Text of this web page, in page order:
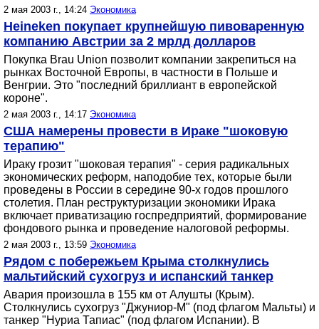
2 мая 2003 г., 14:24 Экономика
Heineken покупает крупнейшую пивоваренную
компанию Австрии за 2 мрлд долларов
Покупка Brau Union позволит компании закрепиться на
рынках Восточной Европы, в частности в Польше и
Венгрии. Это "последний бриллиант в европейской
короне".
2 мая 2003 г., 14:17 Экономика
США намерены провести в Ираке "шоковую
терапию"
Ираку грозит "шоковая терапия" - серия радикальных
экономических реформ, наподобие тех, которые были
проведены в России в середине 90-х годов прошлого
столетия. План реструктуризации экономики Ирака
включает приватизацию госпредприятий, формирование
фондового рынка и проведение налоговой реформы.
2 мая 2003 г., 13:59 Экономика
Рядом с побережьем Крыма столкнулись
мальтийский сухогруз и испанский танкер
Авария произошла в 155 км от Алушты (Крым).
Столкнулись сухогруз "Джуниор-М" (под флагом Мальты) и
танкер "Нуриа Тапиас" (под флагом Испании). В